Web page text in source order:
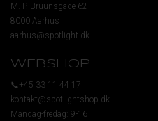
M. P. Bruunsgade 62
8000 Aarhus
aarhus@spotlight.dk
WEBSHOP
📞+45 33 11 44 17
kontakt@spotlightshop.dk
Mandag-fredag: 9-16